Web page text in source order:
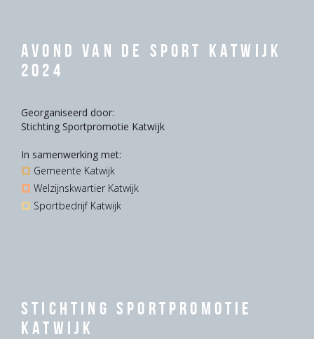
Avond van de Sport Katwijk
2024
Georganiseerd door:
Stichting Sportpromotie Katwijk
In samenwerking met:
Gemeente Katwijk
Welzijnskwartier Katwijk
Sportbedrijf Katwijk
Stichting Sportpromotie
Katwijk